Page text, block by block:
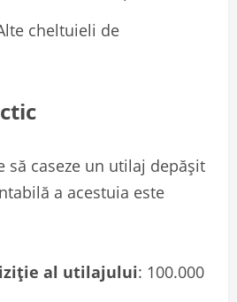
cheltuieli de
să caseze un utilaj depășit
a acestuia este
al utilajului: 100.000